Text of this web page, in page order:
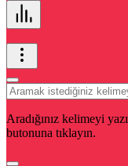
Aradığınız kelimeyi
butonuna tıklayın.